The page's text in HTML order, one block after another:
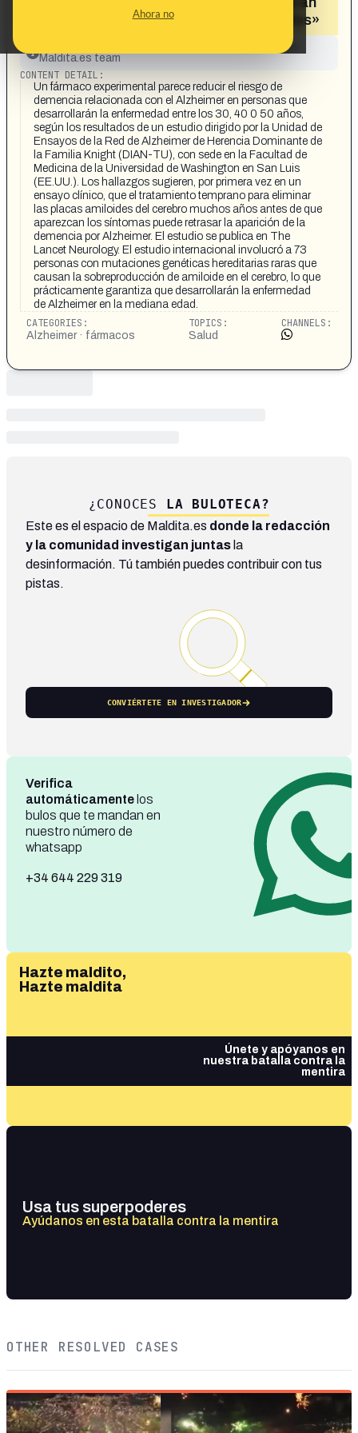
Ahora no
la enfermedad entre los 30, 40 o 50 años»
This content has not yet been investigated by the
Maldita.es team
CONTENT DETAIL:
Un fármaco experimental parece reducir el riesgo de
demencia relacionada con el Alzheimer en personas que
desarrollarán la enfermedad entre los 30, 40 0 50 años,
según los resultados de un estudio dirigido por la Unidad de
Ensayos de la Red de Alzheimer de Herencia Dominante de
la Familia Knight (DIAN-TU), con sede en la Facultad de
Medicina de la Universidad de Washington en San Luis
(EE.UU.). Los hallazgos sugieren, por primera vez en un
ensayo clínico, que el tratamiento temprano para eliminar
las placas amiloides del cerebro muchos años antes de que
aparezcan los síntomas puede retrasar la aparición de la
demencia por Alzheimer. El estudio se publica en The
Lancet Neurology. El estudio internacional involucró a 73
personas con mutaciones genéticas hereditarias raras que
causan la sobreproducción de amiloide en el cerebro, lo que
prácticamente garantiza que desarrollarán la enfermedad
de Alzheimer en la mediana edad.
CATEGORIES:
Alzheimer · fármacos
TOPICS:
Salud
CHANNELS:
¿CONOCES LA BULOTECA?
Este es el espacio de Maldita.es donde la redacción
y la comunidad investigan juntas la
desinformación. Tú también puedes contribuir con tus
pistas.
CONVIÉRTETE EN INVESTIGADOR
Verifica
automáticamente los
bulos que te mandan en
nuestro número de
whatsapp
+34 644 229 319
Hazte maldito,
Hazte maldita
Únete y apóyanos en
nuestra batalla contra la
mentira
Usa tus superpoderes
Ayúdanos en esta batalla contra la mentira
OTHER RESOLVED CASES